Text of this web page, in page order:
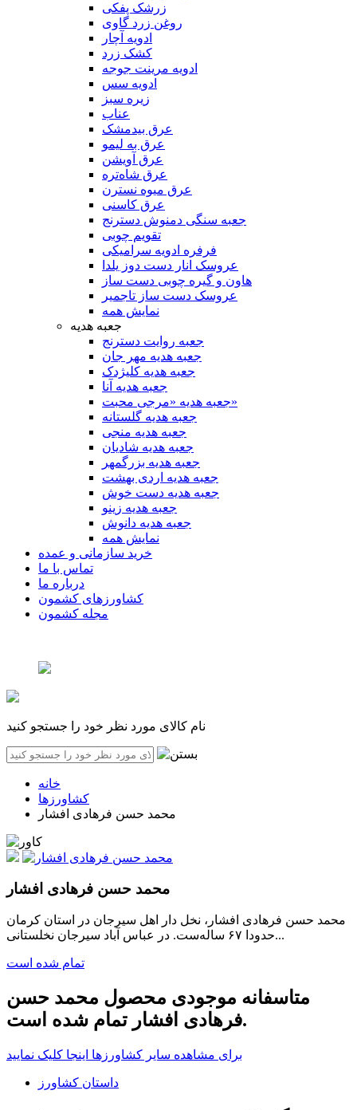
زرشک پفکی
روغن زرد گاوی
ادویه آچار
کشک زرد
ادویه مرینت جوجه
ادویه سس
زیره سبز
عناب
عرق بیدمشک
عرق به لیمو
عرق آویشن
عرق شاه‌تره
عرق میوه نسترن
عرق کاسنی
جعبه سنگی دمنوش دسترنج
تقویم چوبی
فرفره ادویه سرامیکی
عروسک انار دست دوز یلدا
هاون و گیره چوبی دست ساز
عروسک دست ساز تاجمیر
نمایش همه
جعبه هدیه
جعبه روایت دسترنج
جعبه هدیه مهر جان
جعبه هدیه کلیژدک
جعبه هدیه آنا
جعبه هدیه «مرجی محبت»
جعبه هدیه گلستانه
جعبه هدیه منجی
جعبه هدیه شادیان
جعبه هدیه بزرگمهر
جعبه هدیه اردی بهشت
جعبه هدیه دست خوش
جعبه هدیه زینو
جعبه هدیه دانوش
نمایش همه
خرید سازمانی و عمده
تماس با ما
درباره ما
کشاورزهای کشمون
مجله کشمون
نام کالای مورد نظر خود را جستجو کنید
خانه
کشاورزها
محمد حسن فرهادی افشار
محمد حسن فرهادی افشار
محمد حسن فرهادی افشار، نخل دار اهل سیرجان در استان کرمان
حدودا ۶۷ ساله‌ست. در عباس آباد سیرجان نخلستانی...
تمام شده است
متاسفانه موجودی محصول محمد حسن
فرهادی افشار تمام شده است.
برای مشاهده سایر کشاورزها اینجا کلیک نمایید
داستان کشاورز